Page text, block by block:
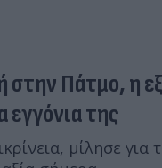
Πάτμο, η
εγγόνια της
μίλησε για